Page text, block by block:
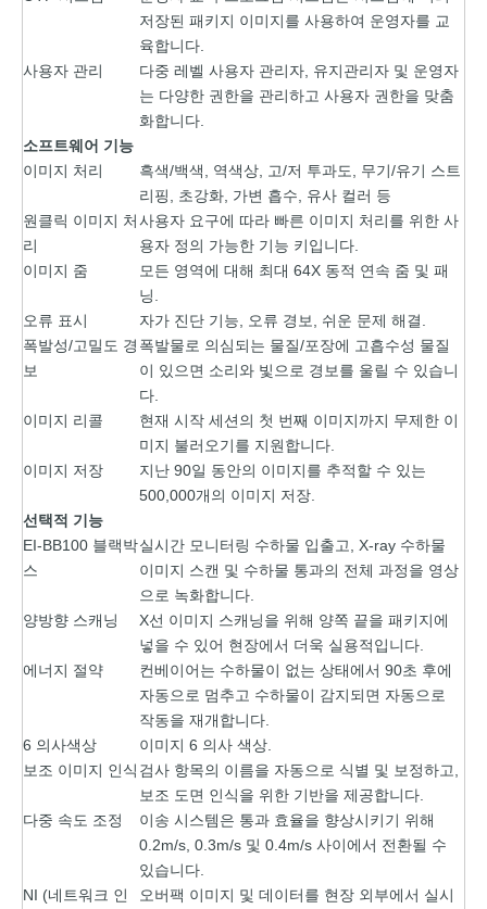
저장된 패키지 이미지를 사용하여 운영자를 교
육합니다.
사용자 관리
다중 레벨 사용자 관리자, 유지관리자 및 운영자
는 다양한 권한을 관리하고 사용자 권한을 맞춤
화합니다.
소프트웨어 기능
이미지 처리
흑색/백색, 역색상, 고/저 투과도, 무기/유기 스트
리핑, 초강화, 가변 흡수, 유사 컬러 등
원클릭 이미지 처
리
사용자 요구에 따라 빠른 이미지 처리를 위한 사
용자 정의 가능한 기능 키입니다.
이미지 줌
모든 영역에 대해 최대 64X 동적 연속 줌 및 패
닝.
오류 표시
자가 진단 기능, 오류 경보, 쉬운 문제 해결.
폭발성/고밀도 경
보
폭발물로 의심되는 물질/포장에 고흡수성 물질
이 있으면 소리와 빛으로 경보를 울릴 수 있습니
다.
이미지 리콜
현재 시작 세션의 첫 번째 이미지까지 무제한 이
미지 불러오기를 지원합니다.
이미지 저장
지난 90일 동안의 이미지를 추적할 수 있는
500,000개의 이미지 저장.
선택적 기능
EI-BB100 블랙박
스
실시간 모니터링 수하물 입출고, X-ray 수하물
이미지 스캔 및 수하물 통과의 전체 과정을 영상
으로 녹화합니다.
양방향 스캐닝
X선 이미지 스캐닝을 위해 양쪽 끝을 패키지에
넣을 수 있어 현장에서 더욱 실용적입니다.
에너지 절약
컨베이어는 수하물이 없는 상태에서 90초 후에
자동으로 멈추고 수하물이 감지되면 자동으로
작동을 재개합니다.
6 의사색상
이미지 6 의사 색상.
보조 이미지 인식 검사 항목의 이름을 자동으로 식별 및 보정하고,
보조 도면 인식을 위한 기반을 제공합니다.
다중 속도 조정
이송 시스템은 통과 효율을 향상시키기 위해
0.2m/s, 0.3m/s 및 0.4m/s 사이에서 전환될 수
있습니다.
NI (네트워크 인
오버팩 이미지 및 데이터를 현장 외부에서 실시